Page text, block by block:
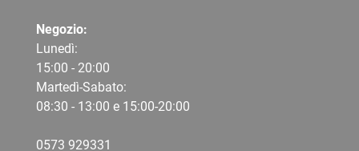
Negozio:
Lunedì:
15:00 - 20:00
Martedì-Sabato:
08:30 - 13:00 e 15:00-20:00
0573 929331